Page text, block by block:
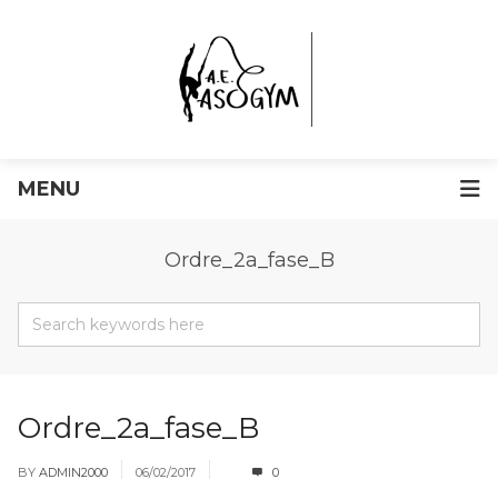
MENU
Ordre_2a_fase_B
Ordre_2a_fase_B
BY ADMIN2000 06/02/2017 0